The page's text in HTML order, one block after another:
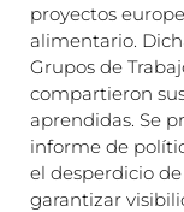
proyectos
alimentario.
Grupos de
compartieron
aprendidas. Se
informe de
el desperdicio
garantizar